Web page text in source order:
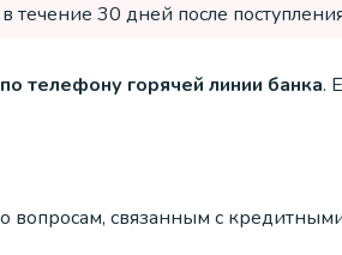
течение 30 дней после
по телефону горячей линии банка.
вопросам, связанным с